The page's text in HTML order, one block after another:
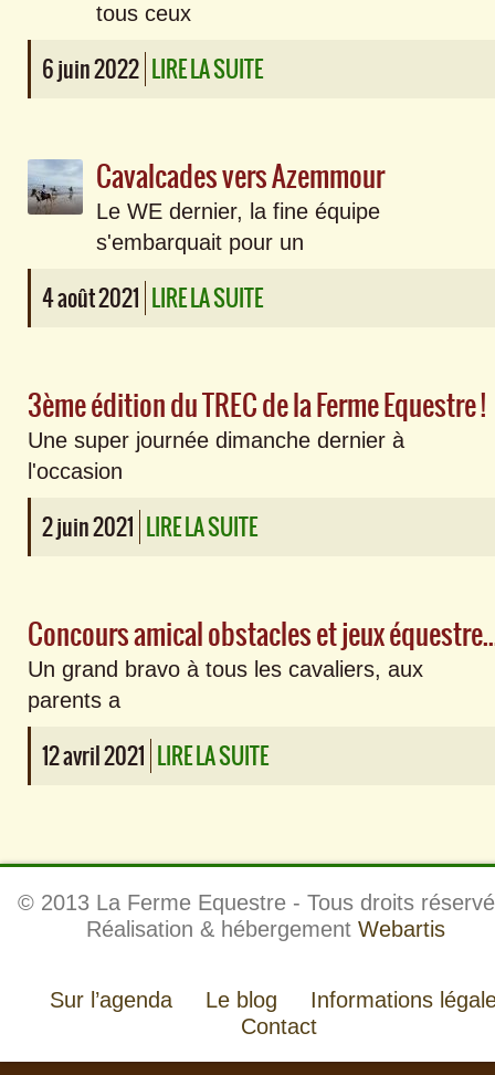
tous ceux
6 juin 2022 LIRE LA SUITE
Cavalcades vers Azemmour
Le WE dernier, la fine équipe
s'embarquait pour un
4 août 2021 LIRE LA SUITE
3ème édition du TREC de la Ferme Equestre !
Une super journée dimanche dernier à
l'occasion
2 juin 2021 LIRE LA SUITE
Concours amical
Un grand bravo à tous les cavaliers, aux
parents a
12 avril 2021 LIRE LA SUITE
© 2013 La Ferme Equestre - Tous droits
Réalisation & hébergement Webartis
Sur l’agenda Le blog
Informations
Contact